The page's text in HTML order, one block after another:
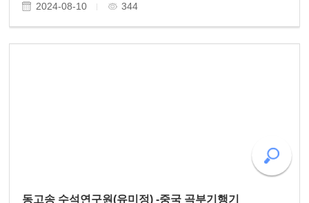
2024-08-10 344
동고송 수석연구원(유미정) -중국 곡부기행기